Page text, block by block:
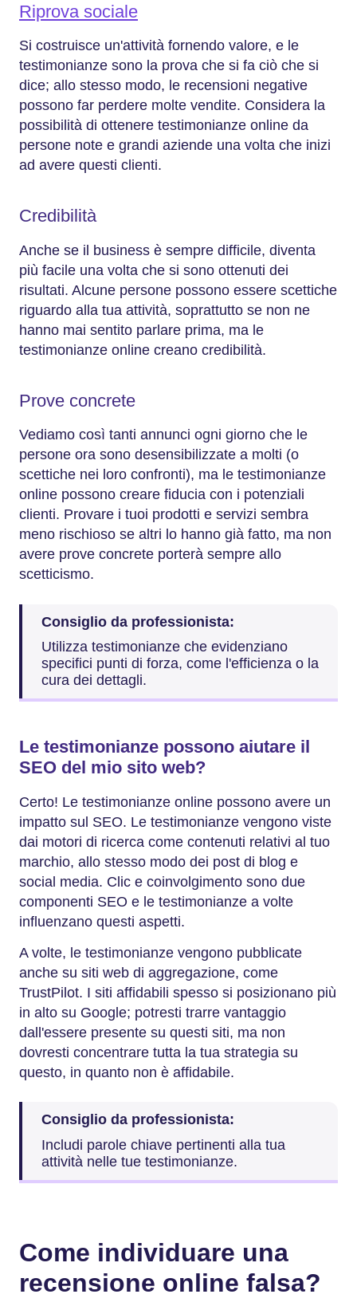
Riprova sociale
Si costruisce un'attività fornendo valore, e le
testimonianze sono la prova che si fa ciò che si
dice; allo stesso modo, le recensioni negative
possono far perdere molte vendite. Considera la
possibilità di ottenere testimonianze online da
persone note e grandi aziende una volta che inizi
ad avere questi clienti.
Credibilità
Anche se il business è sempre difficile, diventa
più facile una volta che si sono ottenuti dei
risultati. Alcune persone possono essere scettiche
riguardo alla tua attività, soprattutto se non ne
hanno mai sentito parlare prima, ma le
testimonianze online creano credibilità.
Prove concrete
Vediamo così tanti annunci ogni giorno che le
persone ora sono desensibilizzate a molti (o
scettiche nei loro confronti), ma le testimonianze
online possono creare fiducia con i potenziali
clienti. Provare i tuoi prodotti e servizi sembra
meno rischioso se altri lo hanno già fatto, ma non
avere prove concrete porterà sempre allo
scetticismo.
Consiglio da professionista:
Utilizza testimonianze che evidenziano
specifici punti di forza, come l'efficienza o la
cura dei dettagli.
Le testimonianze possono aiutare il
SEO del mio sito web?
Certo! Le testimonianze online possono avere un
impatto sul SEO. Le testimonianze vengono viste
dai motori di ricerca come contenuti relativi al tuo
marchio, allo stesso modo dei post di blog e
social media. Clic e coinvolgimento sono due
componenti SEO e le testimonianze a volte
influenzano questi aspetti.
A volte, le testimonianze vengono pubblicate
anche su siti web di aggregazione, come
TrustPilot. I siti affidabili spesso si posizionano più
in alto su Google; potresti trarre vantaggio
dall'essere presente su questi siti, ma non
dovresti concentrare tutta la tua strategia su
questo, in quanto non è affidabile.
Consiglio da professionista:
Includi parole chiave pertinenti alla tua
attività nelle tue testimonianze.
Come individuare una
recensione online falsa?